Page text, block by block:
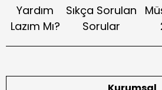
Yardım
Lazım Mı?
Sıkça Sorulan
Sorular